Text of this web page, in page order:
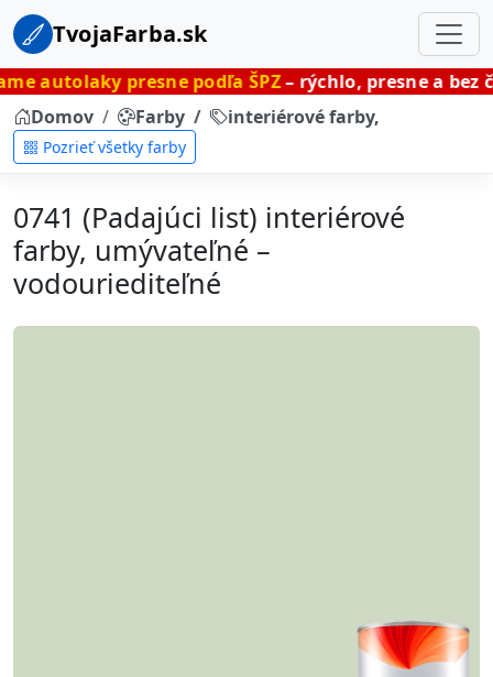
TvojaFarba.sk
presne podľa ŠPZ– rýchlo, presne a bez čakania.
Domov
Farby interiérové farby,
Pozrieť všetky farby
0741 (Padajúci list) interiérové
farby, umývateľné –
vodouriediteľné